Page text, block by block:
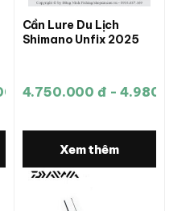
đ
Cần Lure Du Lịch
Shimano Unfix 2025
4.750.000 đ - 4.980.000
Xem thêm